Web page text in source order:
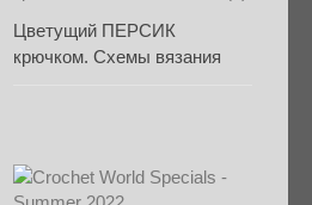
Цветущий ПЕРСИК
крючком. Схемы вязания